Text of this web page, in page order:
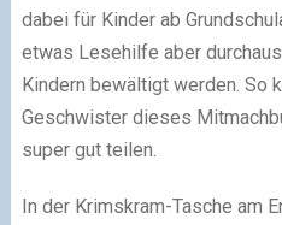
dabei für Kinder ab
etwas Lesehilfe aber
Kindern bewältigt werden. So
Geschwister dieses
super gut teilen.
In der Krimskram-Tasche am